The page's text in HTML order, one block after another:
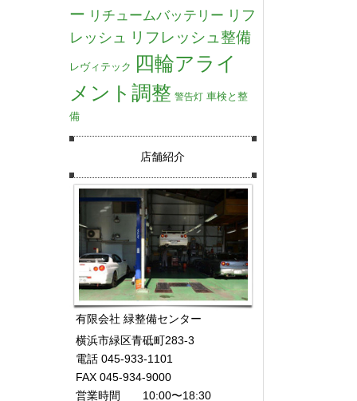
ー リチュームバッテリー リフ
レッシュ
リフレッシュ整備
レヴィテック 四輪アライ
メント調整 警告灯 車検と整
備
店舗紹介
有限会社 緑整備センター
横浜市緑区青砥町283-3
電話 045-933-1101
FAX 045-934-9000
営業時間 10:00〜18:30